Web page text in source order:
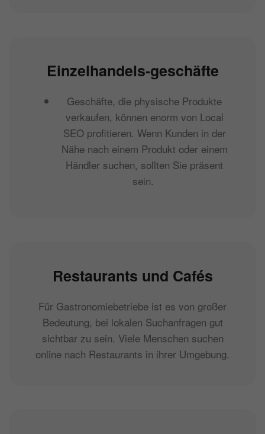
Einzelhandels-geschäfte
Geschäfte, die physische Produkte
verkaufen, können enorm von Local
SEO profitieren. Wenn Kunden in der
Nähe nach einem Produkt oder einem
Händler suchen, sollten Sie präsent
sein.
Restaurants und Cafés
Für Gastronomiebetriebe ist es von großer
Bedeutung, bei lokalen Suchanfragen gut
sichtbar zu sein. Viele Menschen suchen
online nach Restaurants in ihrer Umgebung.